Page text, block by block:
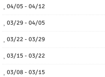
04/05 - 04/12
03/29 - 04/05
03/22 - 03/29
03/15 - 03/22
03/08 - 03/15